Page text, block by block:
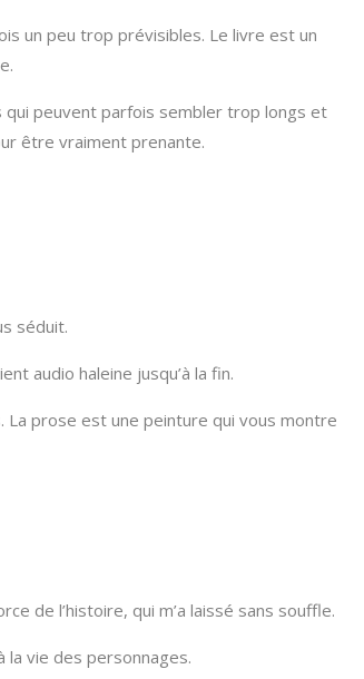
un peu trop prévisibles. Le livre est un
qui peuvent parfois sembler trop longs et
être vraiment prenante.
séduit.
audio haleine jusqu’à la fin.
La prose est une peinture qui vous montre
de l’histoire, qui m’a laissé sans souffle.
la vie des personnages.